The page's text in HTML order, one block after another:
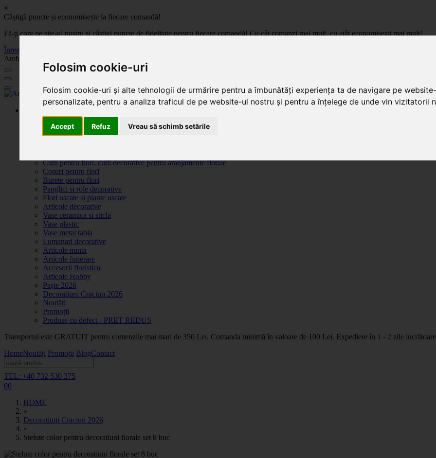
Folosim cookie-uri
Folosim cookie-uri și alte tehnologii de urmărire pentru a îmbunătăți experiența ta de navigare pe
personalizate, pentru a analiza traficul de pe website-ul nostru și pentru a înțelege de unde vin vizitatorii
Accept Refuz Vreau să schimb setările
×
Câștigă puncte și economisește la fiecare comandă!
Fă-ți cont pe site-ul nostru și câștigi puncte de fidelitate pentru fiecare comandă! Cu cât comanzi mai mult, cu atât economisești mai mult!
Înregistrează-te acum
Ambalaje, decoratiuni si accesorii pentru flori. Produse de calitate la pret de importator, cu livrare in toata Romania.
Plante artificiale la ghiveci
Ambalaje pentru flori
Flori de săpun
Cutii pentru flori, cutii decorative pentru aranjamente florale
Cosuri pentru flori
Burete pentru flori
Panglici si role decorative
Flori uscate si plante uscate
Articole decorative
Vase ceramica si sticla
Vase plastic
Vase metal tabla
Lumanari decorative
Articole nunta
Articole funerare
Accesorii floristica
Articole Hobby
Paște 2026
Decoratiuni Craciun 2026
Noutăți
Promoții
Produse cu defect - PRET REDUS
Transportul este GRATUIT pentru comenzile mai mari de 350 Lei. Comanda minimă în valoare de 100 Lei. Expediere în 1 - 2 zile
HomeNoutăți Promoții BlogContact
TEL: +40 732 530 375
00
HOME
»
Decoratiuni Craciun 2026
»
Stelute color pentru decoratiuni florale set 8 buc